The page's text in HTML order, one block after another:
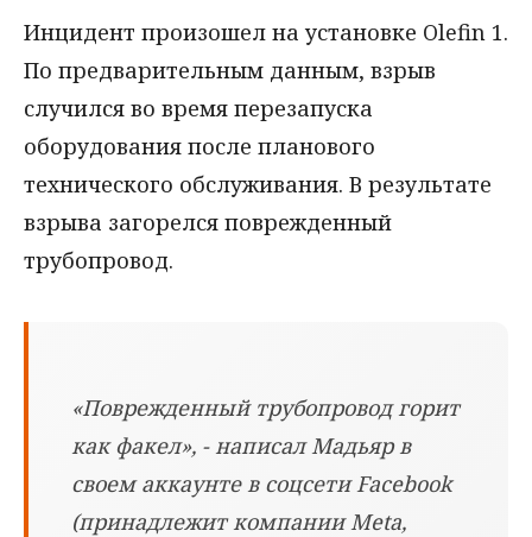
Инцидент произошел на установке Olefin 1.
По предварительным данным, взрыв
случился во время перезапуска
оборудования после планового
технического обслуживания. В результате
взрыва загорелся поврежденный
трубопровод.
«Поврежденный трубопровод горит
как факел», - написал Мадьяр в
своем аккаунте в соцсети Facebook
(принадлежит компании Meta,